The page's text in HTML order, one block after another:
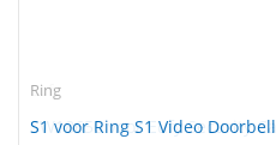
Ring
S1 voor Ring S1 Video Doorbell